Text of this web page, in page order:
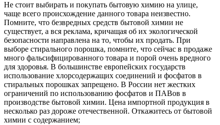
Не стоит выбирать и покупать бытовую химию на улице,
чаще всего происхождение данного товара неизвестно.
Помните, что безвредных средств бытовой химии не
существует, а вся реклама, кричащая об их экологической
безопасности направлена на то, чтобы их продать. При
выборе стирального порошка, помните, что сейчас в продаже
много фальсифицированного товара и порой очень вредного
для здоровья. В большинстве европейских государств
использование хлорсодержащих соединений и фосфатов в
стиральных порошках запрещено. В России нет жестких
ограничений по использованию фосфатов и ПАВов в
производстве бытовой химии. Цена импортной продукция в
несколько раз дороже отечественной. Откажитесь от бытовой
химии с содержанием;